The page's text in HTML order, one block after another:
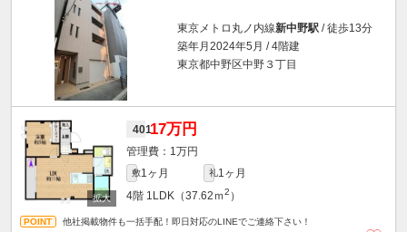
東京メトロ丸ノ内線新中野駅 / 徒歩13分
築年月2024年5月 / 4階建
東京都中野区中野３丁目
40117万円
1万円
敷1ヶ月 礼1ヶ月
4階 1LDK（37.62ｍ2 ）
他社掲載物件も一括手配！即日対応のLINEでご連絡下さい！